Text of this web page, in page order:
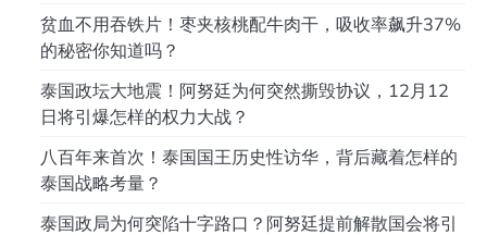
贫血不用吞铁片！枣夹核桃配牛肉干，吸收率飙升37%
的秘密你知道吗？
泰国政坛大地震！阿努廷为何突然撕毁协议，12月12
日将引爆怎样的权力大战？
八百年来首次！泰国国王历史性访华，背后藏着怎样的
泰国战略考量？
泰国政局为何突陷十字路口？阿努廷提前解散国会将引